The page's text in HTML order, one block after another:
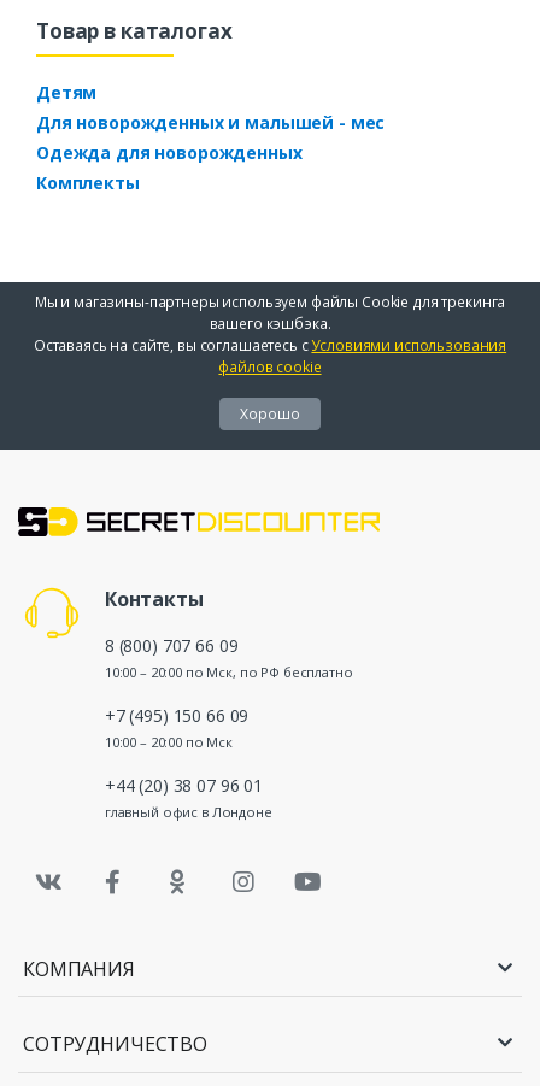
Товар в каталогах
Детям
Для новорожденных и малышей - мес
Одежда для новорожденных
Комплекты
Мы и магазины-партнеры используем файлы Cookie для трекинга
вашего кэшбэка.
Оставаясь на сайте, вы соглашаетесь сУсловиями использования
файлов cookie
Хорошо
Контакты
8 (800) 707 66 09
10:00 – 20:00 по Мск, по РФ бесплатно
+7 (495) 150 66 09
10:00 – 20:00 по Мск
+44 (20) 38 07 96 01
главный офис в Лондоне
КОМПАНИЯ
СОТРУДНИЧЕСТВО